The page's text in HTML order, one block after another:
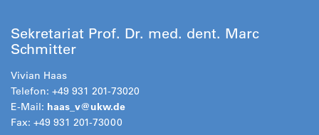
Sekretariat Prof. Dr. med. dent. Marc
Schmitter
Vivian Haas
Telefon: +49 931 201-73020
E-Mail: haas_v@ukw.de
Fax: +49 931 201-73000